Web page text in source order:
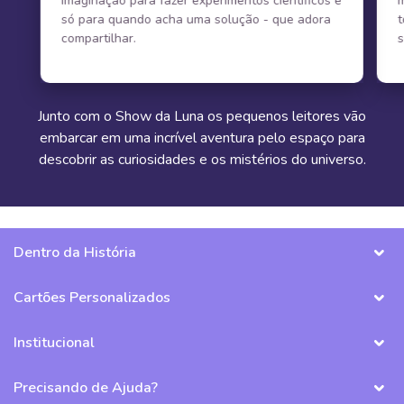
só para quando acha uma solução - que adora
compartilhar.
Junto com o Show da Luna os pequenos leitores vão
embarcar em uma incrível aventura pelo espaço para
descobrir as curiosidades e os mistérios do universo.
Dentro da História
Cartões Personalizados
Institucional
Precisando de Ajuda?